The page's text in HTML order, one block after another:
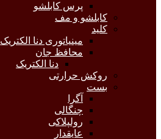
پرس کابلشو
کابلشو و مف
کلید
مینیاتوری دنا الکتریک
محافظ جان
دنا الکتریک
روکش حرارتی
بست
آگرا
چنگالی
رولپلاکی
عایقدار